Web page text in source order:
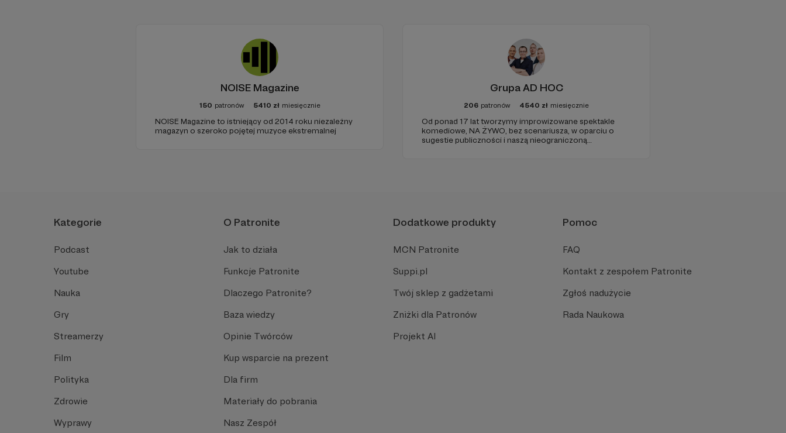
NOISE Magazine
150 patronów 5410 zł miesięcznie
NOISE Magazine to istniejący od 2014 roku niezależny
magazyn o szeroko pojętej muzyce ekstremalnej
Grupa AD HOC
206 patronów 4540 zł miesięcznie
Od ponad 17 lat tworzymy improwizowane spektakle
komediowe, NA ŻYWO, bez scenariusza, w oparciu o
sugestie publiczności i naszą nieograniczoną
Kategorie
Podcast
Youtube
Nauka
Gry
Streamerzy
Film
Polityka
Zdrowie
Wyprawy
O Patronite
Jak to działa
Funkcje Patronite
Dlaczego Patronite?
Baza wiedzy
Opinie Twórców
Kup wsparcie na prezent
Dla firm
Materiały do pobrania
Nasz Zespół
Dodatkowe produkty
MCN Patronite
Suppi.pl
Twój sklep z gadżetami
Zniżki dla Patronów
Projekt AI
Pomoc
FAQ
Kontakt z zespołem Patronite
Zgłoś nadużycie
Rada Naukowa